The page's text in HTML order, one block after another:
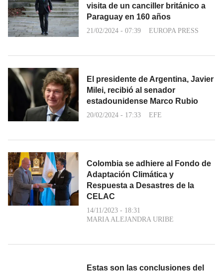
visita de un canciller británico a
Paraguay en 160 años
21/02/2024 - 07:39 EUROPA PRESS
El presidente de Argentina, Javier
Milei, recibió al senador
estadounidense Marco Rubio
20/02/2024 - 17:33 EFE
Colombia se adhiere al Fondo de
Adaptación Climática y
Respuesta a Desastres de la
CELAC
14/11/2023 - 18:31
MARIA ALEJANDRA URIBE
Estas son las conclusiones del